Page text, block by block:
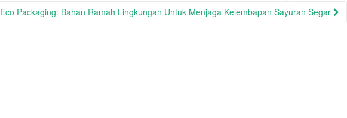
Eco Packaging: Bahan Ramah Lingkungan Untuk Menjaga Kelembapan Sayuran Segar